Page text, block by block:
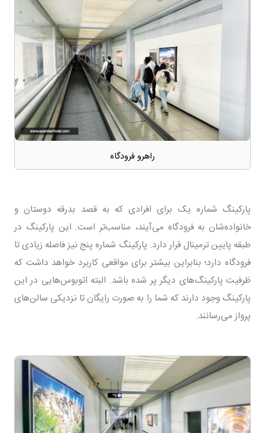
راهرو فرودگاه
پارکینگ شماره یک برای افرادی که به قصد بدرقه دوستان و
خانواده‌شان به فرودگاه می‌آیند، مناسب‌تر است. این پارکینگ در
طبقه پایین ترمینال قرار دارد. پارکینگ شماره پنج نیز فاصله زیادی تا
فرودگاه دارد؛ بنابراین بیشتر برای مواقعی کاربرد خواهد داشت که
ظرفیت پارکینگ‌های دیگر پر شده باشد. البته اتوبوس‌هایی در این
پارکینگ وجود دارند که شما را به صورت رایگان تا نزدیکی سالن‌های
پرواز می‌رسانند.